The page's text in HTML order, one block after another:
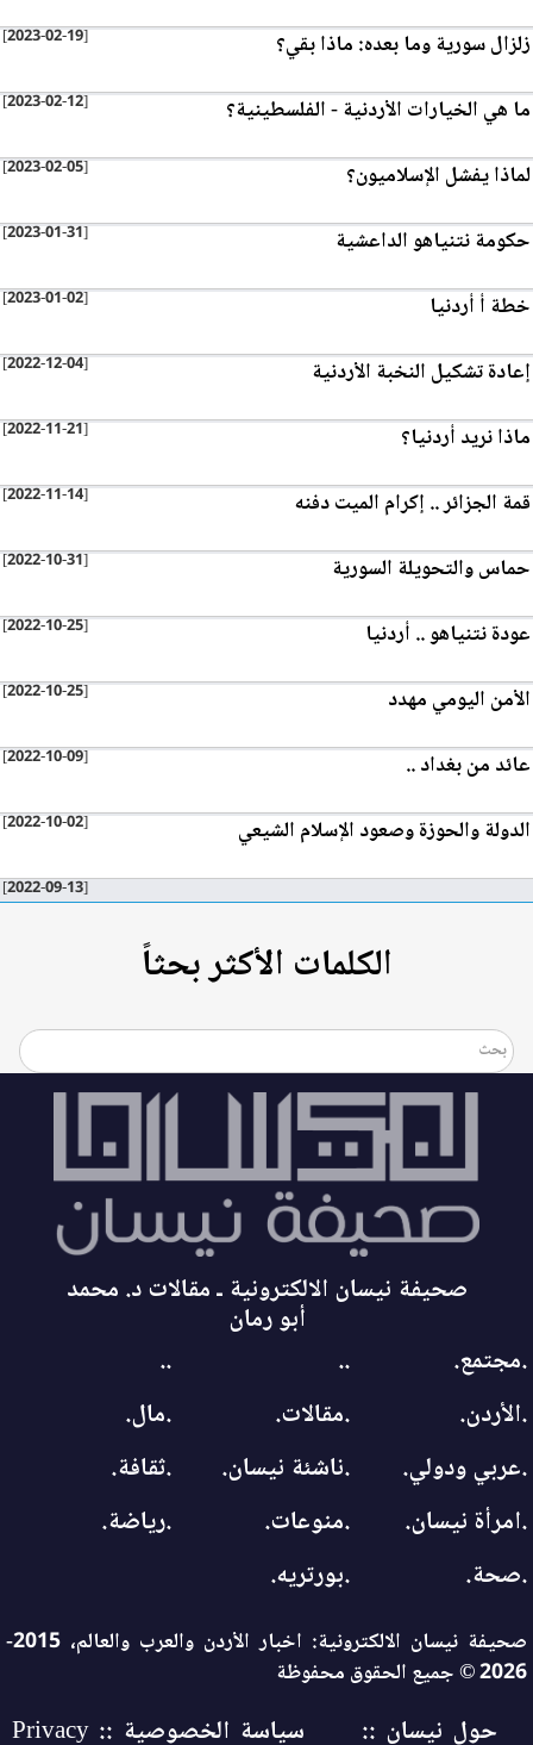
[2023-02-19] زلزال سورية وما بعده: ماذا بقي؟
[2023-02-12] ما هي الخيارات الأردنية - الفلسطينية؟
[2023-02-05] لماذا يفشل الإسلاميون؟
[2023-01-31] حكومة نتنياهو الداعشية
[2023-01-02] خطة أ أردنيا
[2022-12-04] إعادة تشكيل النخبة الأردنية
[2022-11-21] ماذا نريد أردنيا؟
[2022-11-14] قمة الجزائر .. إكرام الميت دفنه
[2022-10-31] حماس والتحويلة السورية
[2022-10-25] عودة نتنياهو .. أردنيا
[2022-10-25] الأمن اليومي مهدد
[2022-10-09] عائد من بغداد ..
[2022-10-02] الدولة والحوزة وصعود الإسلام الشيعي
[2022-09-13]
الكلمات الأكثر بحثاً
صحيفة نيسان الالكترونية ـ مقالات د. محمد
أبو رمان
.مجتمع.
..
..
.الأردن.
.مقالات.
.مال.
.عربي ودولي.
.ناشئة نيسان.
.ثقافة.
.امرأة نيسان.
.منوعات.
.رياضة.
.صحة.
.بورتريه.
صحيفة نيسان الالكترونية: اخبار الأردن والعرب والعالم، 2015-
2026 © جميع الحقوق محفوظة
حول نيسان :: سياسة الخصوصية :: Privacy